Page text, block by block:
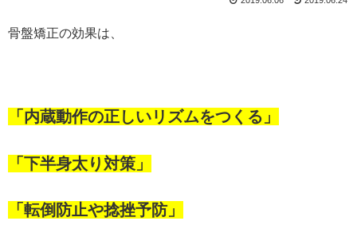
骨盤矯正の効果は、
「内蔵動作の正しいリズムをつくる」
「下半身太り対策」
「転倒防止や捻挫予防」